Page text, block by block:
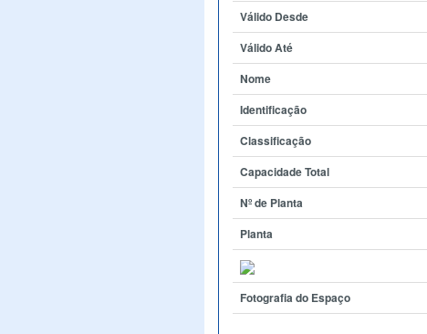
Válido Desde
Válido Até
Nome
Identificação
Classificação
Capacidade Total
Nº de Planta
Planta
Fotografia do Espaço